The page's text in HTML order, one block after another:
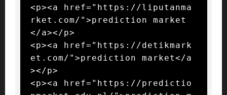
<p><a href="https://liputanma
rket.com/">prediction market
</a></p>
<p><a href="https://detikmark
et.com/">prediction market</a
></p>
<p><a href="https://predictio